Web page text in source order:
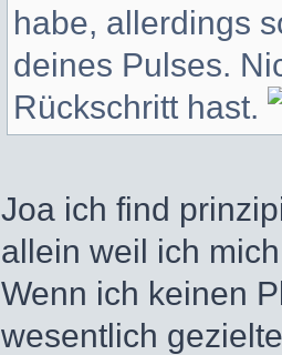
habe, allerdings
deines Pulses.
Rückschritt hast.
Joa ich find
allein weil ich
Wenn ich keinen
wesentlich